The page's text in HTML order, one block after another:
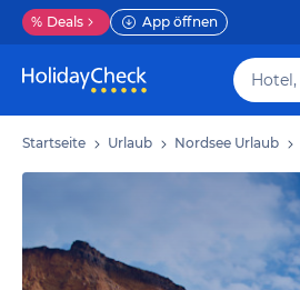
% Deals App öffnen
Startseite Urlaub Nordsee Urlaub